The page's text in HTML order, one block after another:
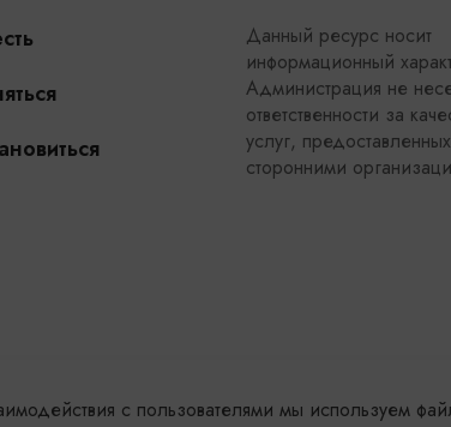
Данный ресурс носит
информационный
Администрация не
ответственности за
услуг, предоставленных
сторонними
с пользователями мы используем